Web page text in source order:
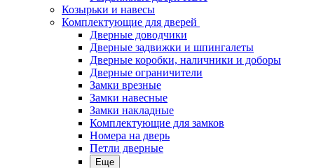
Козырьки и навесы
Комплектующие для дверей
Дверные доводчики
Дверные задвижки и шпингалеты
Дверные коробки, наличники и доборы
Дверные ограничители
Замки врезные
Замки навесные
Замки накладные
Комплектующие для замков
Номера на дверь
Петли дверные
Еще